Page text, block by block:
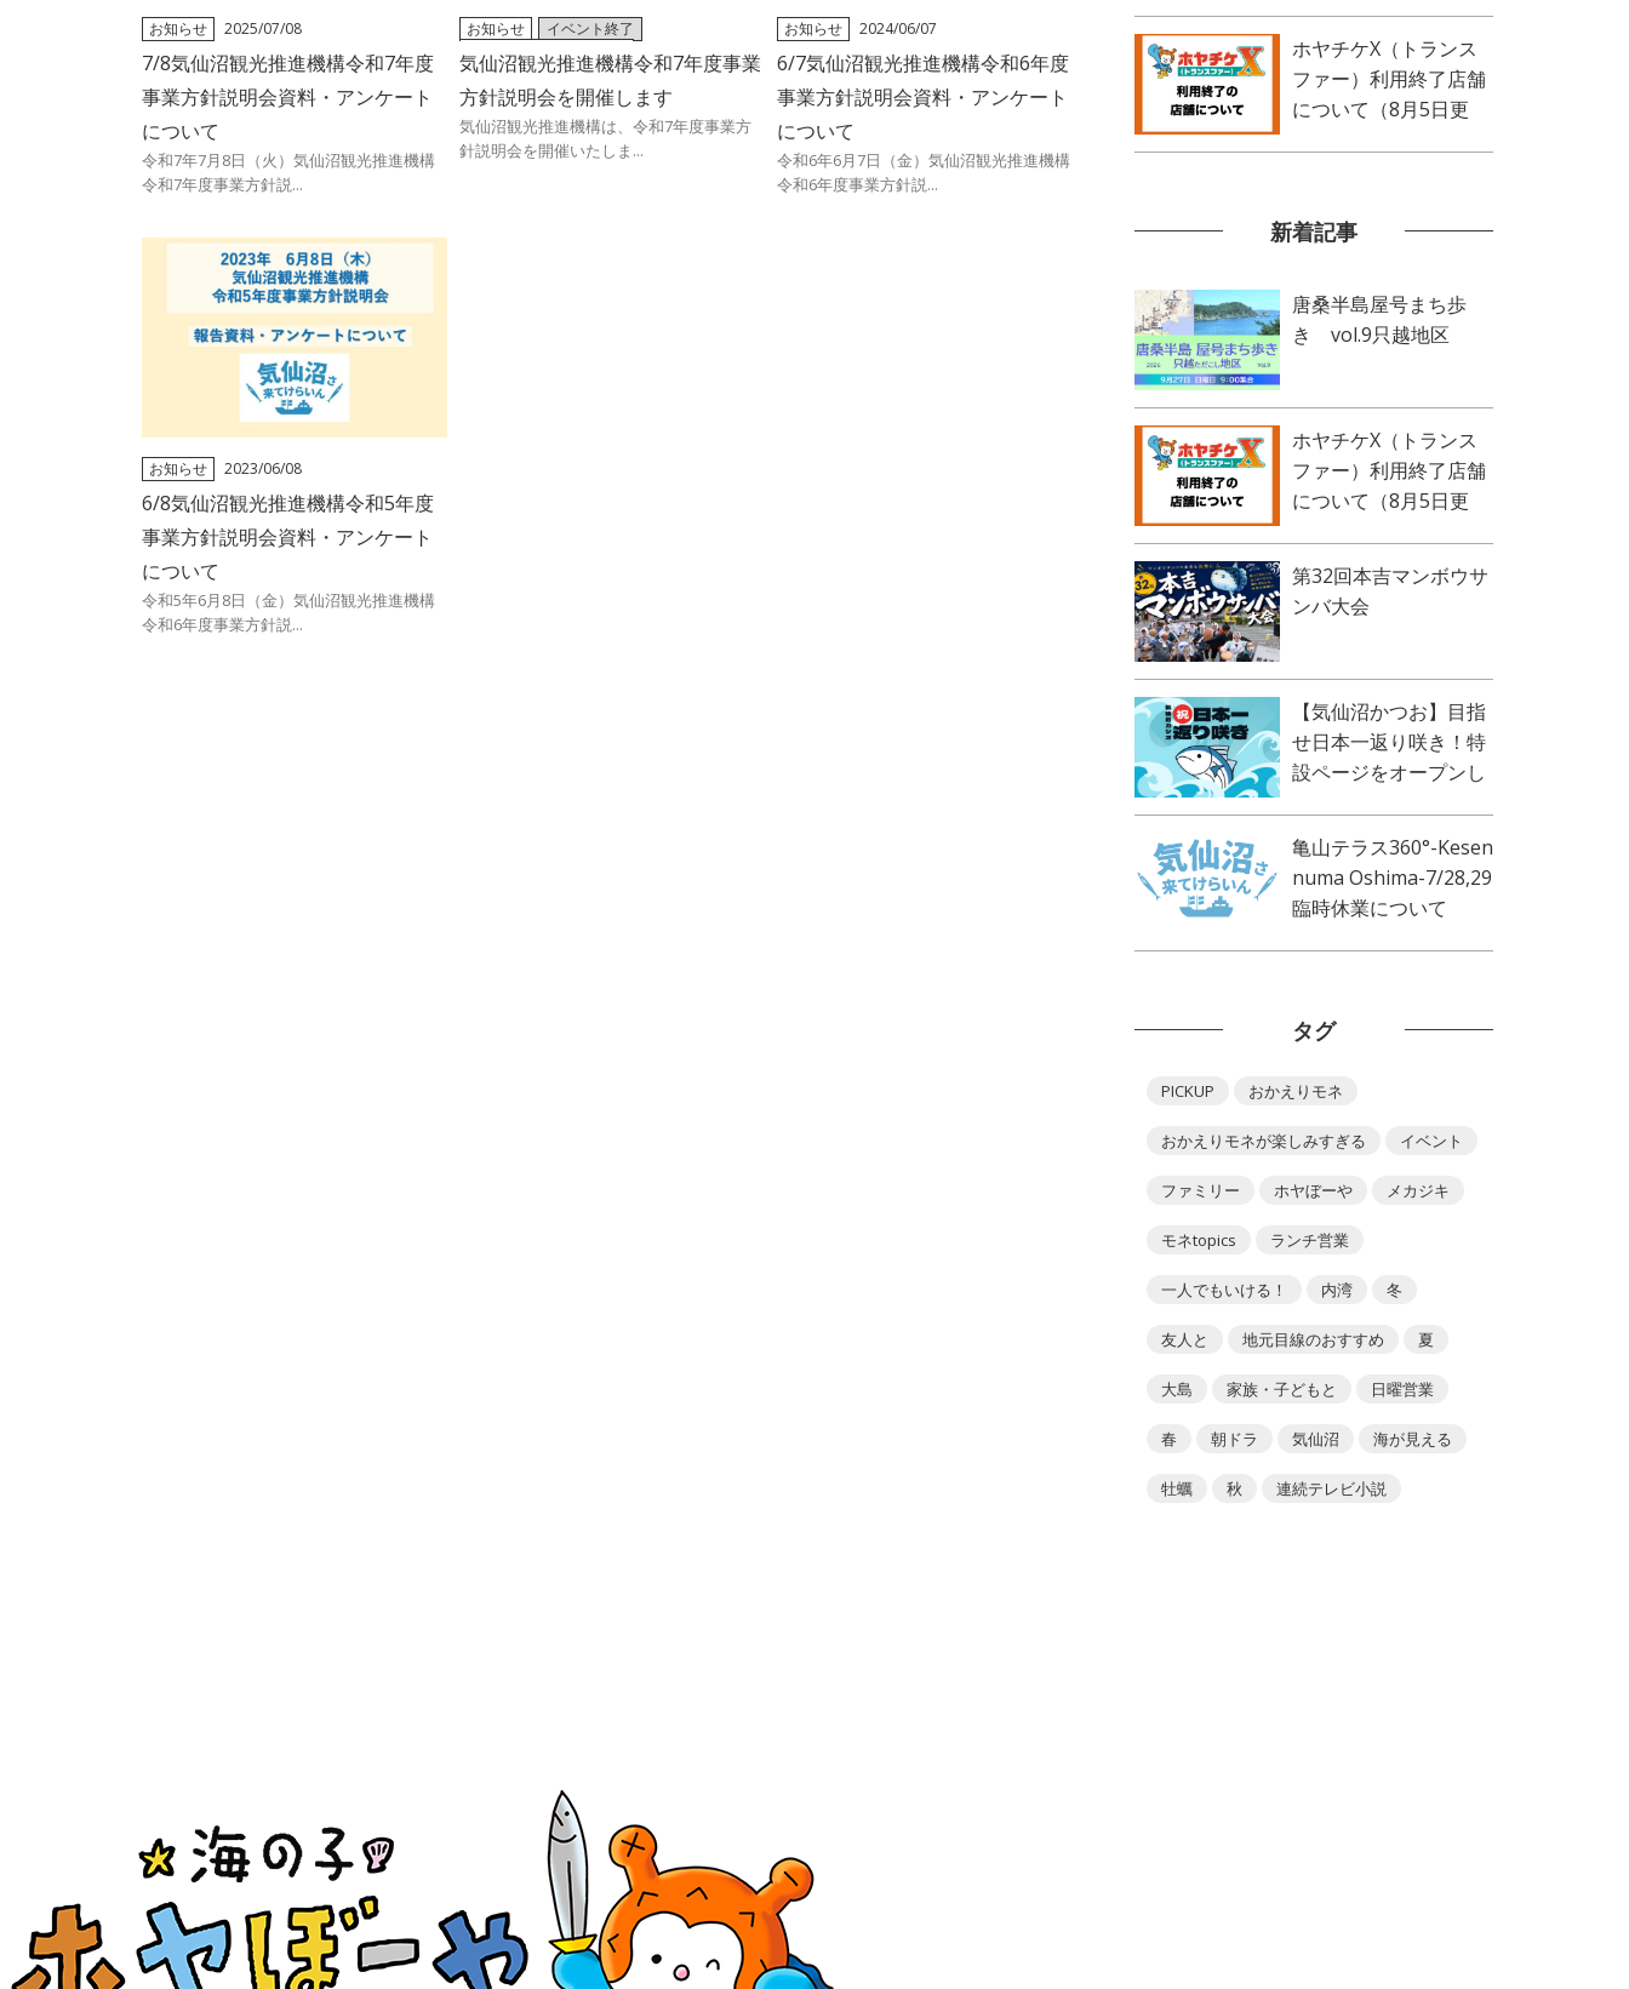
お知らせ 2025/07/08
7/8気仙沼観光推進機構令和7年度
事業方針説明会資料・アンケート
について
令和7年7月8日（火）気仙沼観光推進機構
令和7年度事業方針説...
お知らせ
イベント終了
過去のイベント・ツアー
2025/05/28
気仙沼観光推進機構令和7年度事業
方針説明会を開催します
気仙沼観光推進機構は、令和7年度事業方
針説明会を開催いたしま...
お知らせ 2024/06/07
6/7気仙沼観光推進機構令和6年度
事業方針説明会資料・アンケート
について
令和6年6月7日（金）気仙沼観光推進機構
令和6年度事業方針説...
お知らせ 2023/06/08
6/8気仙沼観光推進機構令和5年度
事業方針説明会資料・アンケート
について
令和5年6月8日（金）気仙沼観光推進機構
令和6年度事業方針説...
ホヤチケX（トランス
ファー）利用終了店舗
について（8月5日更
新着記事
唐桑半島屋号まち歩
き vol.9只越地区
ホヤチケX（トランス
ファー）利用終了店舗
について（8月5日更
第32回本吉マンボウサ
ンバ大会
【気仙沼かつお】目指
せ日本一返り咲き！特
設ページをオープンし
亀山テラス360°-Kesen
numa Oshima-7/28,29
臨時休業について
タグ
PICKUP おかえりモネ
おかえりモネが楽しみすぎる イベント
ファミリー ホヤぼーや メカジキ
モネtopics ランチ営業
一人でもいける！ 内湾 冬
友人と 地元目線のおすすめ 夏
大島 家族・子どもと 日曜営業
春 朝ドラ 気仙沼 海が見える
牡蠣 秋 連続テレビ小説